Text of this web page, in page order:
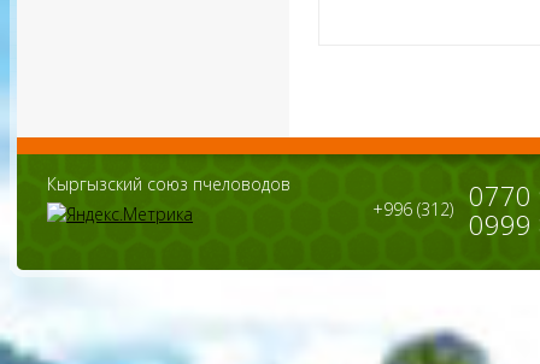
Кыргызский союз пчеловодов
+996 (312)